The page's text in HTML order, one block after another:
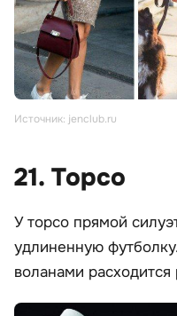
Источник: jenclub.ru
21. Торсо
У торсо прямой
удлиненную
воланами